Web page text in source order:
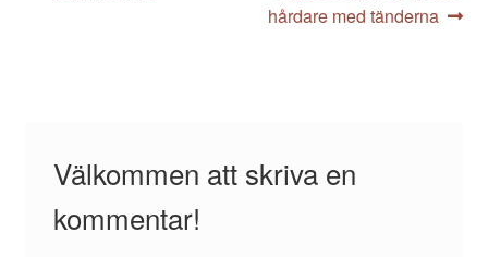
inlägg:
hårdare med tänderna
Välkommen att skriva en
kommentar!